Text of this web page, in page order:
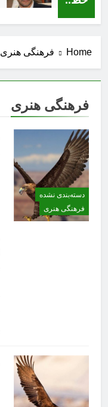
Home فرهنگی هنری
فرهنگی هنری
دسته‌بندی نشده
فرهنگی هنری